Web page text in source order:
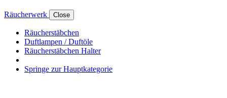
Räucherwerk Close
Räucherstäbchen
Duftlampen / Duftöle
Räucherstäbchen Halter
Springe zur Hauptkategorie